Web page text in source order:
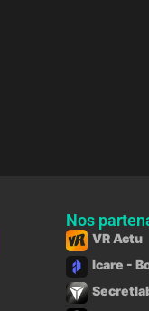
Nos
VR Actu
Icare -